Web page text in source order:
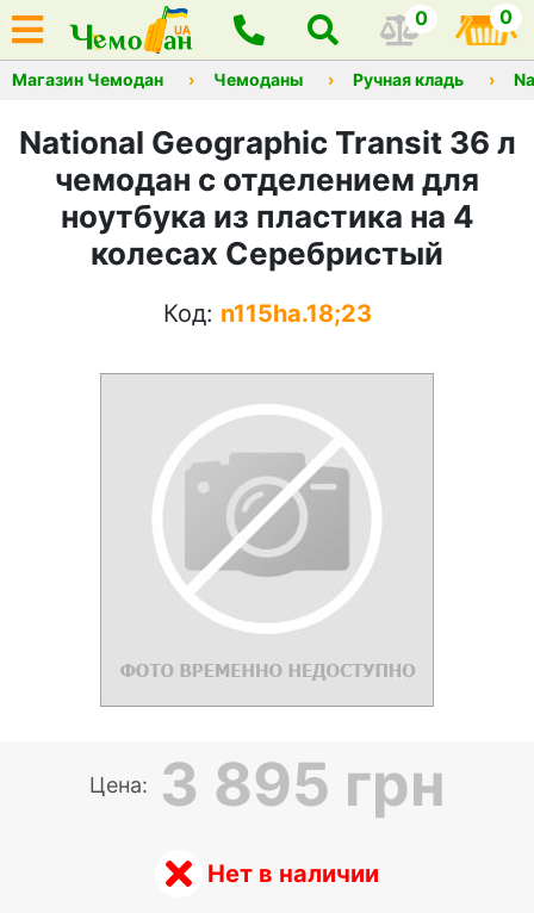
0 0
Магазин Чемодан Чемоданы Ручная кладь
National Geographic Transit 36 л
чемодан с отделением для
ноутбука из пластика на 4
колесах Серебристый
Код: n115ha.18;23
Цена: 3 895 грн
Нет в наличии